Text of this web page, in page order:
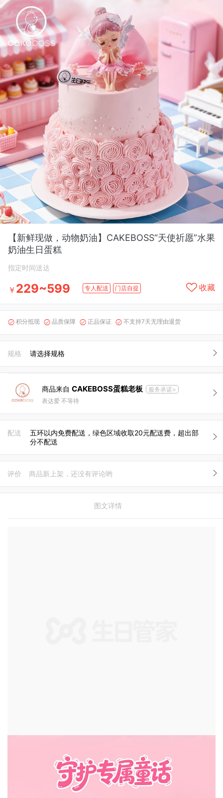
【新鲜现做，动物奶油】CAKEBOSS“天使祈愿”水果
奶油生日蛋糕
指定时间送达
￥ 229~599 专人配送 门店自提 收藏
 积分抵现  品质保障  正品保证  不支持7天无理由退货
规格 请选择规格
商品来自 CAKEBOSS蛋糕老板
服务承诺>
表达爱 不等待
配送
五环以内免费配送，绿色区域收取20元配送费，超出部
分不配送
评价 商品新上架，还没有评论哟
图文详情